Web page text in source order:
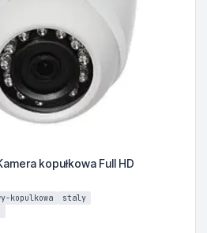
kopułkowa Full HD
kopulkowa
staly